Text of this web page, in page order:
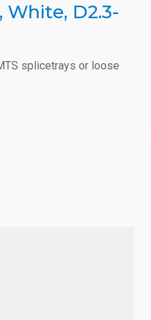
White, D2.3-
splicetrays or loose